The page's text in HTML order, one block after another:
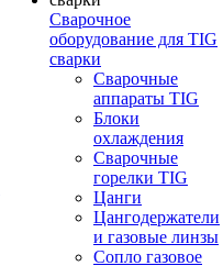
Сварочное
оборудование для TIG
сварки
Сварочные
аппараты TIG
Блоки
охлаждения
Сварочные
горелки TIG
Цанги
Цангодержатели
и газовые линзы
Сопло газовое